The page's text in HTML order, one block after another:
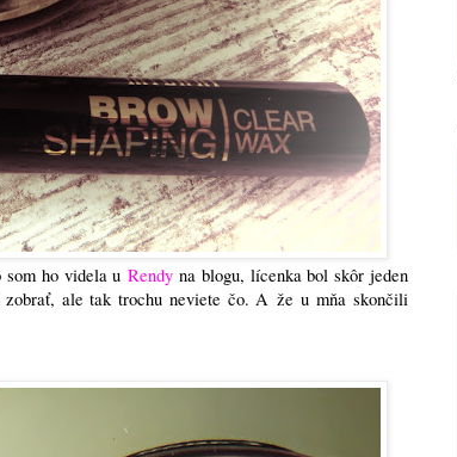
som ho videla uRendy na blogu, lícenka bol skôr jeden
ale tak trochu neviete čo. A že u mňa skončili